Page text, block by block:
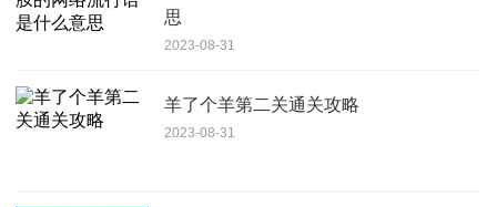
思
2023-08-31
羊了个羊第二关通关攻略
2023-08-31